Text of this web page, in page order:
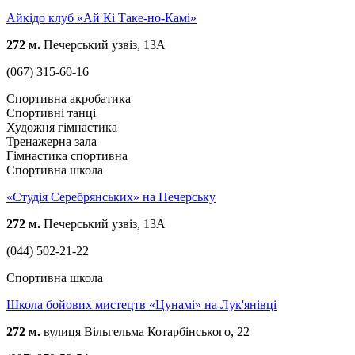
Айкідо клуб «Ай Кі Таке-но-Камі»
272 м. Печерський узвіз, 13А
(067) 315-60-16
Спортивна акробатика
Спортивні танці
Художня гімнастика
Тренажерна зала
Гімнастика спортивна
Спортивна школа
«Студія Серебрянських» на Печерську
272 м. Печерський узвіз, 13А
(044) 502-21-22
Спортивна школа
Школа бойових мистецтв «Цунамі» на Лук'янівці
272 м. вулиця Вільгельма Котарбінського, 22